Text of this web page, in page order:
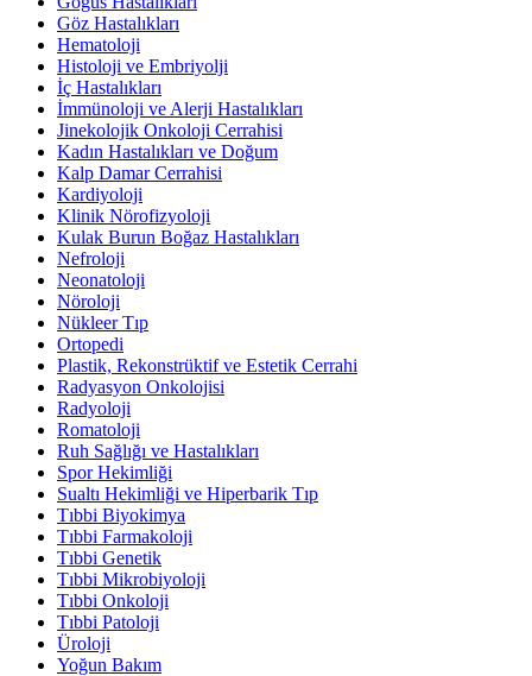
Göz Hastalıkları
Hematoloji
Histoloji ve Embriyolji
İç Hastalıkları
İmmünoloji ve Alerji Hastalıkları
Jinekolojik Onkoloji Cerrahisi
Kadın Hastalıkları ve Doğum
Kalp Damar Cerrahisi
Kardiyoloji
Klinik Nörofizyoloji
Kulak Burun Boğaz Hastalıkları
Nefroloji
Neonatoloji
Nöroloji
Nükleer Tıp
Ortopedi
Plastik, Rekonstrüktif ve Estetik Cerrahi
Radyasyon Onkolojisi
Radyoloji
Romatoloji
Ruh Sağlığı ve Hastalıkları
Spor Hekimliği
Sualtı Hekimliği ve Hiperbarik Tıp
Tıbbi Biyokimya
Tıbbi Farmakoloji
Tıbbi Genetik
Tıbbi Mikrobiyoloji
Tıbbi Onkoloji
Tıbbi Patoloji
Üroloji
Yoğun Bakım